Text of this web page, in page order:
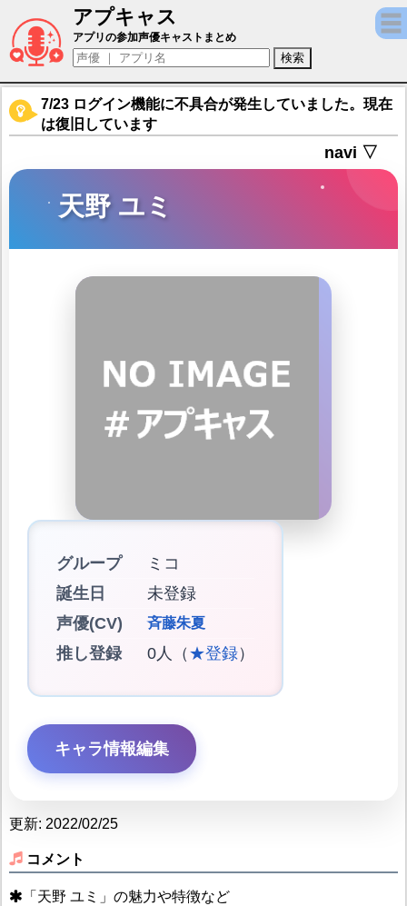
アプキャス
天野 ユミ（声優：斉藤朱夏)【ミコノート は
アプリの参加声優キャストまとめ
7/23 ログイン機能に不具合が発生していました。現在
は復旧しています
navi ▽
天野 ユミ
グループ
ミコ
誕生日
未登録
声優(CV)
斉藤朱夏
推し登録 0人（ ★登録）
キャラ情報編集
更新: 2022/02/25
コメント
「天野 ユミ」の魅力や特徴など